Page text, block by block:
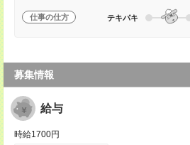
仕事の仕方 テキパキ
募集情報
給与
時給1700円